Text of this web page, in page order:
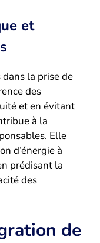
et
dans la prise de
des
et en évitant
à la
Elle
d’énergie à
prédisant la
des
de